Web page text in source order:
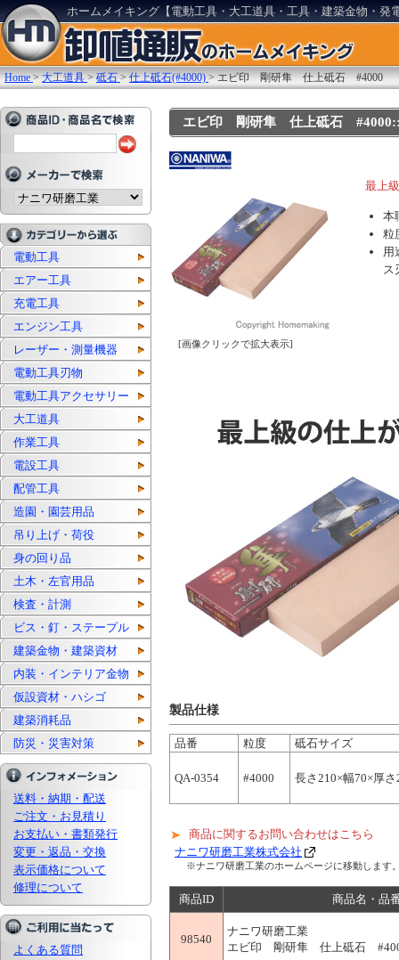
ホームメイキング【電動工具・大工道具・工具・建築金物・発
Home >大工道具 >砥石 >仕上砥石(#4000) >エビ印 剛研隼 仕上砥石 #4000
電動工具
エアー工具
充電工具
エンジン工具
レーザー・測量機器
電動工具刃物
電動工具アクセサリー
大工道具
作業工具
電設工具
配管工具
造園・園芸用品
吊り上げ・荷役
身の回り品
土木・左官用品
検査・計測
ビス・釘・ステープル
建築金物・建築資材
内装・インテリア金物
仮設資材・ハシゴ
建築消耗品
防災・災害対策
送料・納期・配送
ご注文・お見積り
お支払い・書類発行
変更・返品・交換
表示価格について
修理について
よくある質問
エビ印 剛研隼 仕上砥石
[画像クリックで拡大表示]
最上
本
粒
用
ス
製品仕様
品番 粒度 砥石サイズ
QA-0354 #4000 長さ210×幅70×厚さ
商品に関するお問い合わせはこちら
ナニワ研磨工業株式会社
※ナニワ研磨工業のホームページに移動します
商品ID 商品名・品
98540
ナニワ研磨工業
エビ印 剛研隼 仕上砥石